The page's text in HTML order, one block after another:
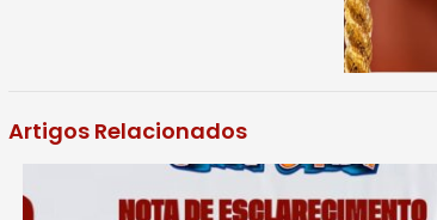
Artigos Relacionados